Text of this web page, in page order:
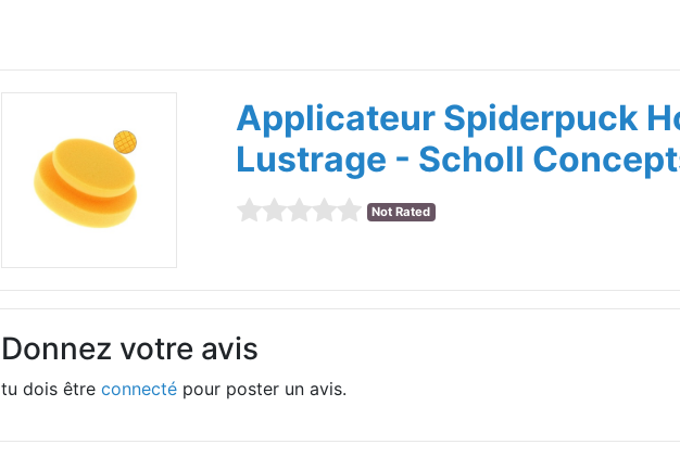
Applicateur Spiderpuck
Lustrage - Scholl
Not Rated
Donnez votre avis
tu dois êtreconnecté pour poster un avis.